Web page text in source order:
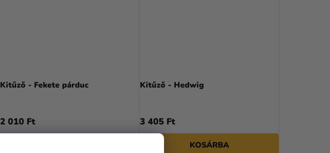
Kitűző - Fekete párduc
2 010 Ft
Kitűző - Hedwig
3 405 Ft
KOSÁRBA